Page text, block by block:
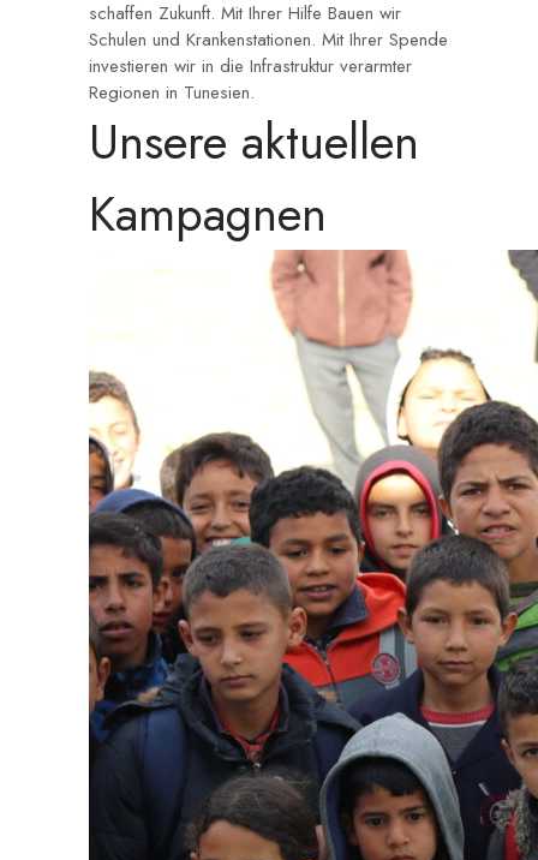
schaffen Zukunft. Mit Ihrer Hilfe Bauen wir
Schulen und Krankenstationen. Mit Ihrer Spende
investieren wir in die Infrastruktur verarmter
Regionen in Tunesien.
Unsere aktuellen
Kampagnen